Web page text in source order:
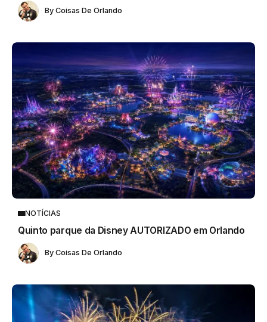
By Coisas De Orlando
NOTÍCIAS
Quinto parque da Disney AUTORIZADO em Orlando
By Coisas De Orlando